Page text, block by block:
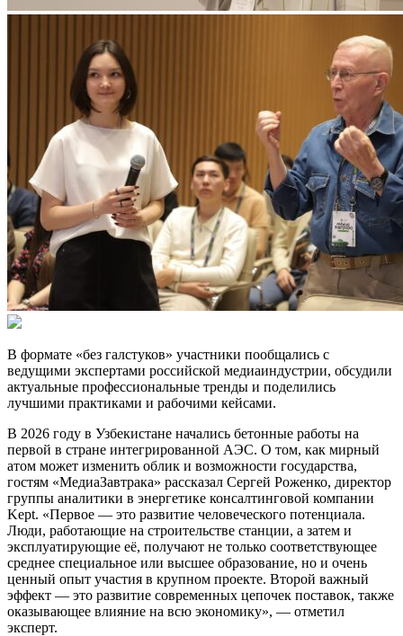
В формате «без галстуков» участники пообщались с
ведущими экспертами российской медиаиндустрии, обсудили
актуальные профессиональные тренды и поделились
лучшими практиками и рабочими кейсами.
В 2026 году в Узбекистане начались бетонные работы на
первой в стране интегрированной АЭС. О том, как мирный
атом может изменить облик и возможности государства,
гостям «МедиаЗавтрака» рассказал Сергей Роженко, директор
группы аналитики в энергетике консалтинговой компании
Kept. «Первое — это развитие человеческого потенциала.
Люди, работающие на строительстве станции, а затем и
эксплуатирующие её, получают не только соответствующее
среднее специальное или высшее образование, но и очень
ценный опыт участия в крупном проекте. Второй важный
эффект — это развитие современных цепочек поставок, также
оказывающее влияние на всю экономику», — отметил
эксперт.